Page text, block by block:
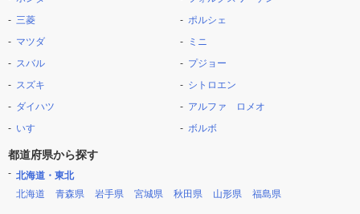
三菱
マツダ
スバル
スズキ
ダイハツ
いすゞ
ポルシェ
ミニ
プジョー
シトロエン
アルファ ロメオ
ボルボ
都道府県から探す
北海道・東北
北海道
青森県 岩手県 宮城県 秋田県 山形県 福島県